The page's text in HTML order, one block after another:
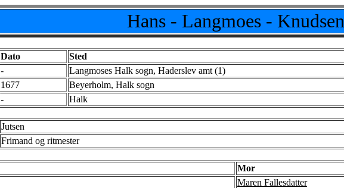
Hans - Langmoes - Knudsen
Dato Sted
- Langmoses Halk sogn, Haderslev amt (1)
1677 Beyerholm, Halk sogn
- Halk
Jutsen
Frimand og ritmester
Mor
Maren Fallesdatter